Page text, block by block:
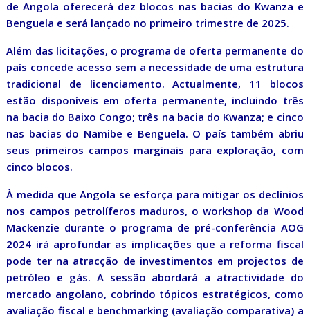
de Angola oferecerá dez blocos nas bacias do Kwanza e
Benguela e será lançado no primeiro trimestre de 2025.
Além das licitações, o programa de oferta permanente do
país concede acesso sem a necessidade de uma estrutura
tradicional de licenciamento. Actualmente, 11 blocos
estão disponíveis em oferta permanente, incluindo três
na bacia do Baixo Congo; três na bacia do Kwanza; e cinco
nas bacias do Namibe e Benguela. O país também abriu
seus primeiros campos marginais para exploração, com
cinco blocos.
À medida que Angola se esforça para mitigar os declínios
nos campos petrolíferos maduros, o workshop da Wood
Mackenzie durante o programa de pré-conferência AOG
2024 irá aprofundar as implicações que a reforma fiscal
pode ter na atracção de investimentos em projectos de
petróleo e gás. A sessão abordará a atractividade do
mercado angolano, cobrindo tópicos estratégicos, como
avaliação fiscal e benchmarking (avaliação comparativa) a